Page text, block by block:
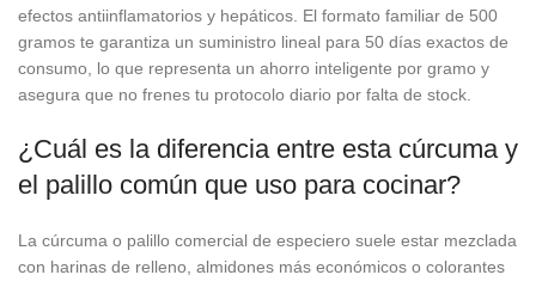
efectos antiinflamatorios y hepáticos. El formato familiar de 500
gramos te garantiza un suministro lineal para 50 días exactos de
consumo, lo que representa un ahorro inteligente por gramo y
asegura que no frenes tu protocolo diario por falta de stock.
¿Cuál es la diferencia entre esta cúrcuma y
el palillo común que uso para cocinar?
La cúrcuma o palillo comercial de especiero suele estar mezclada
con harinas de relleno, almidones más económicos o colorantes